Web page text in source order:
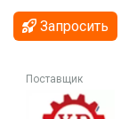
Запросить
Поставщик